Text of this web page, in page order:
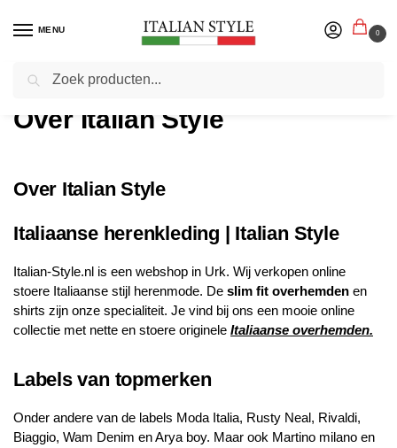
MENU 0
Home Over Italian Style
Over Italian Style
Over Italian Style
Italiaanse herenkleding | Italian Style
Italian-Style.nl is een webshop in Urk. Wij verkopen online
stoere Italiaanse stijl herenmode. De slim fit overhemden en
shirts zijn onze specialiteit. Je vind bij ons een mooie online
collectie met nette en stoere originele Italiaanse overhemden.
Labels van topmerken
Onder andere van de labels Moda Italia, Rusty Neal, Rivaldi,
Biaggio, Wam Denim en Arya boy. Maar ook Martino milano en